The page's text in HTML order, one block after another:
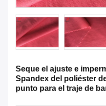
Seque el ajuste e
Spandex del poliéster
punto para el traje de